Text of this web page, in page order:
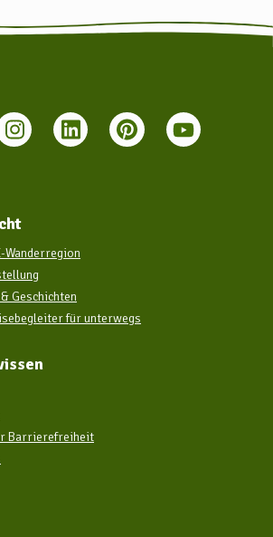
werden. Weitere Infos unter: www.lk-
Wanderregion
Geschichten
für unterwegs
Barrierefreiheit